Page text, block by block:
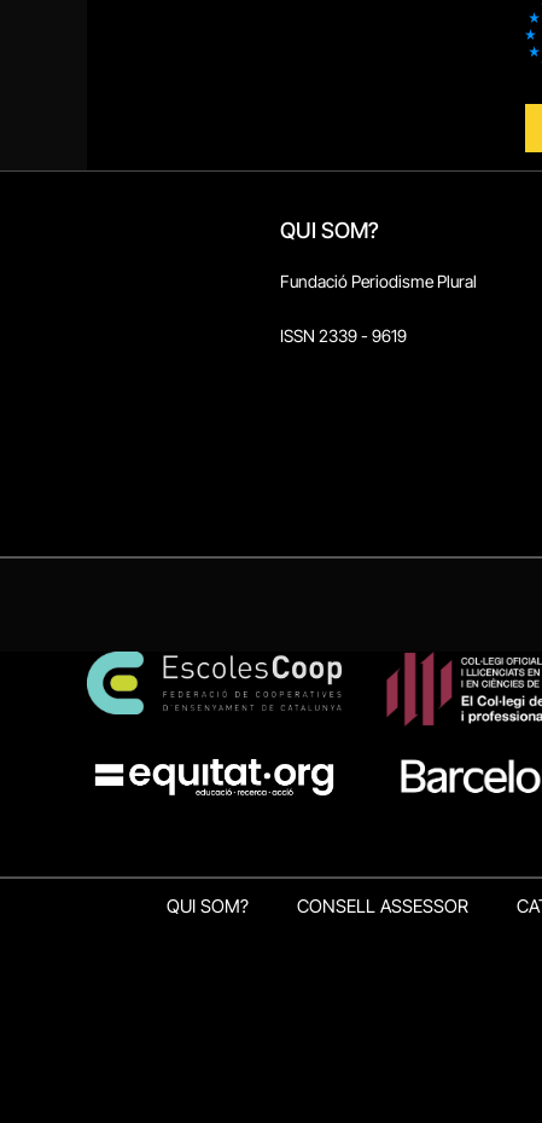
QUI SOM?
Fundació Periodisme Plural
ISSN 2339 - 9619
QUI SOM? CONSELL ASSESSOR